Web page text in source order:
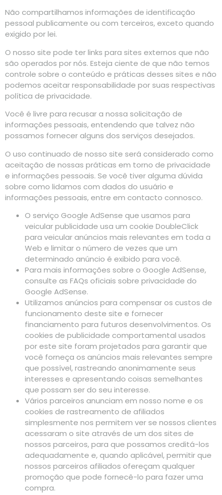
Não compartilhamos informações de identificação
pessoal publicamente ou com terceiros, exceto quando
exigido por lei.
O nosso site pode ter links para sites externos que não
são operados por nós. Esteja ciente de que não temos
controle sobre o conteúdo e práticas desses sites e não
podemos aceitar responsabilidade por suas respectivas
política de privacidade.
Você é livre para recusar a nossa solicitação de
informações pessoais, entendendo que talvez não
possamos fornecer alguns dos serviços desejados.
O uso continuado de nosso site será considerado como
aceitação de nossas práticas em torno de privacidade
e informações pessoais. Se você tiver alguma dúvida
sobre como lidamos com dados do usuário e
informações pessoais, entre em contacto connosco.
O serviço Google AdSense que usamos para
veicular publicidade usa um cookie DoubleClick
para veicular anúncios mais relevantes em toda a
Web e limitar o número de vezes que um
determinado anúncio é exibido para você.
Para mais informações sobre o Google AdSense,
consulte as FAQs oficiais sobre privacidade do
Google AdSense.
Utilizamos anúncios para compensar os custos de
funcionamento deste site e fornecer
financiamento para futuros desenvolvimentos. Os
cookies de publicidade comportamental usados ​​
por este site foram projetados para garantir que
você forneça os anúncios mais relevantes sempre
que possível, rastreando anonimamente seus
interesses e apresentando coisas semelhantes
que possam ser do seu interesse.
Vários parceiros anunciam em nosso nome e os
cookies de rastreamento de afiliados
simplesmente nos permitem ver se nossos clientes
acessaram o site através de um dos sites de
nossos parceiros, para que possamos creditá-los
adequadamente e, quando aplicável, permitir que
nossos parceiros afiliados ofereçam qualquer
promoção que pode fornecê-lo para fazer uma
compra.